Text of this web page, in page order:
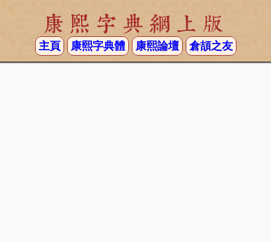
康熙字典網上版
主頁 康熙字典體 康熙論壇 倉頡之友